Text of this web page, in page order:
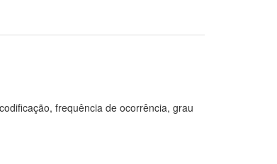
frequência de ocorrência, grau